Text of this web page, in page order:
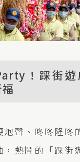
！踩街遊
聲、咚咚隆咚
熱鬧的「踩街